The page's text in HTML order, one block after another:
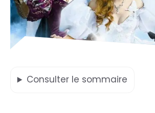
Consulter le sommaire